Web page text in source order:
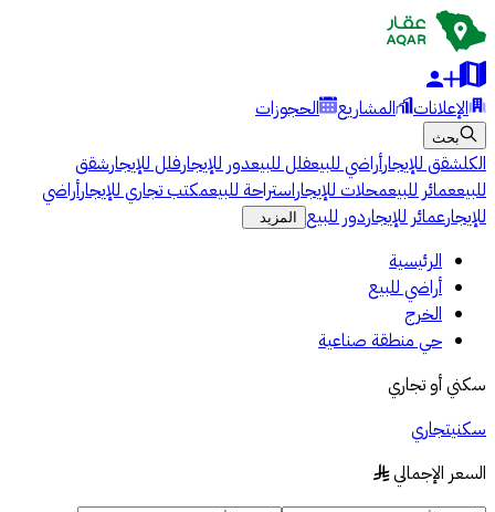
الإعلانات المشاريع الحجوزات
بحث
الكلشقق للإيجارأراضي للبيعفلل للبيعدور للإيجارفلل للإيجارشقق
للبيععمائر للبيعمحلات للإيجاراستراحة للبيعمكتب تجاري للإيجارأراضي
للإيجارعمائر للإيجاردور للبيع المزيد
الرئيسية
أراضي للبيع
الخرج
حي منطقة صناعية
سكني أو تجاري
سكنيتجاري
السعر الإجمالي §